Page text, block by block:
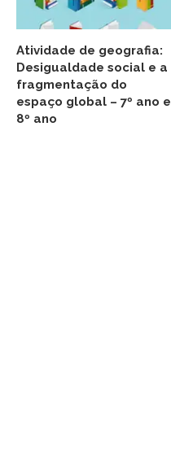
Atividade de geografia:
Desigualdade social e a
fragmentação do
espaço global – 7º ano e
8º ano